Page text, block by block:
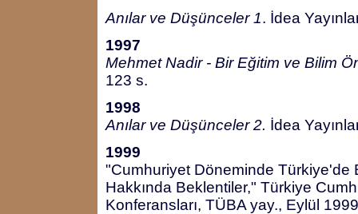
Anılar ve Düşünceler 1. İdea
1997
Mehmet Nadir - Bir Eğitim ve Bilim
123 s.
1998
Anılar ve Düşünceler 2. İdea
1999
"Cumhuriyet Döneminde Türkiye'de
Hakkında Beklentiler," Türkiye
Konferansları, TÜBA yay., Eylül